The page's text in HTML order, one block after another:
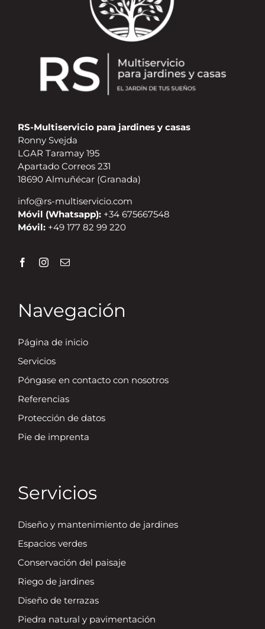
RS-Multiservicio para jardines y casas
Ronny Svejda
LGAR Taramay 195
Apartado Correos 231
18690 Almuñécar (Granada)
info@rs-multiservicio.com
Móvil (Whatsapp): +34 675667548
Móvil: +49 177 82 99 220
Navegación
Página de inicio
Servicios
Póngase en contacto con nosotros
Referencias
Protección de datos
Pie de imprenta
Servicios
Diseño y mantenimiento de jardines
Espacios verdes
Conservación del paisaje
Riego de jardines
Diseño de terrazas
Piedra natural y pavimentación